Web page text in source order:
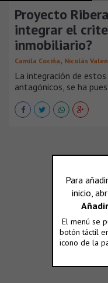
Proyecto
integrar el
inmobiliario?
Camila Cociña, Nicolás
La integración de
antagónicos, se ha